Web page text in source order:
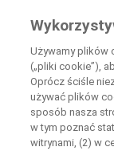
Wiedza Pacjenta
by Roche
Disease Area
Muscle And
Duchenne
Używamy plików
(„pliki cookie”),
Oprócz ściśle
używać plików
sposób nasza
w tym poznać
witrynami, (2) w